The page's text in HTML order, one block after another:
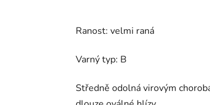
0,0
5
hvězdiček.
Ranost: velmi raná
Varný typ: B
Středně odolná virovým